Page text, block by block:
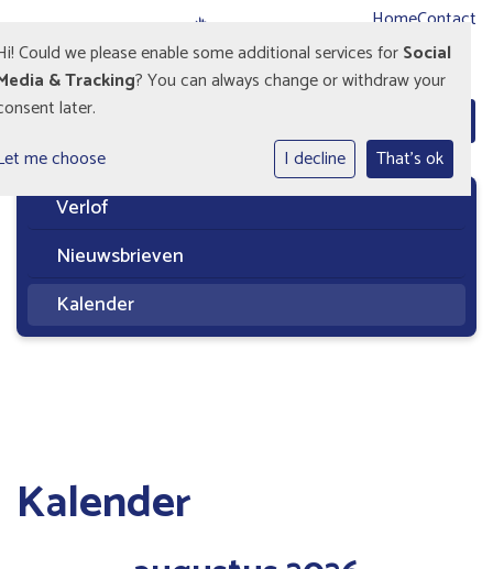
HomeContact
Verlof
Nieuwsbrieven
Kalender
Kalender
Could we please enable some additional services forSocial
& Tracking? You can always change or withdraw your
later.
me choose
I decline That's ok